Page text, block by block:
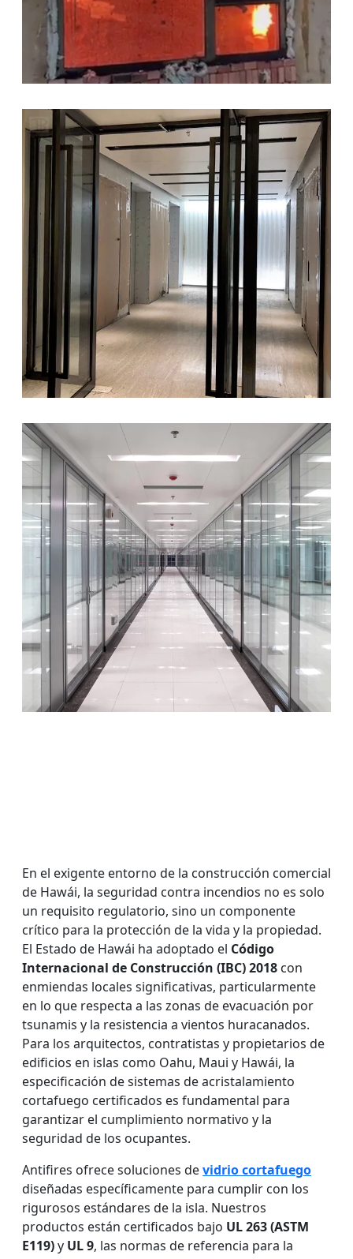
En el exigente entorno de la construcción comercial
de Hawái, la seguridad contra incendios no es solo
un requisito regulatorio, sino un componente
crítico para la protección de la vida y la propiedad.
El Estado de Hawái ha adoptado el Código
Internacional de Construcción (IBC) 2018 con
enmiendas locales significativas, particularmente
en lo que respecta a las zonas de evacuación por
tsunamis y la resistencia a vientos huracanados.
Para los arquitectos, contratistas y propietarios de
edificios en islas como Oahu, Maui y Hawái, la
especificación de sistemas de acristalamiento
cortafuego certificados es fundamental para
garantizar el cumplimiento normativo y la
seguridad de los ocupantes.
Antifires ofrece soluciones devidrio cortafuego
diseñadas específicamente para cumplir con los
rigurosos estándares de la isla. Nuestros
productos están certificados bajo UL 263 (ASTM
E119)y UL 9, las normas de referencia para la